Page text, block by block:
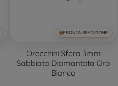
PRONTA SPEDIZIONE!
Orecchini Sfera 3mm
Sabbiata Diamantata Oro
Bianco